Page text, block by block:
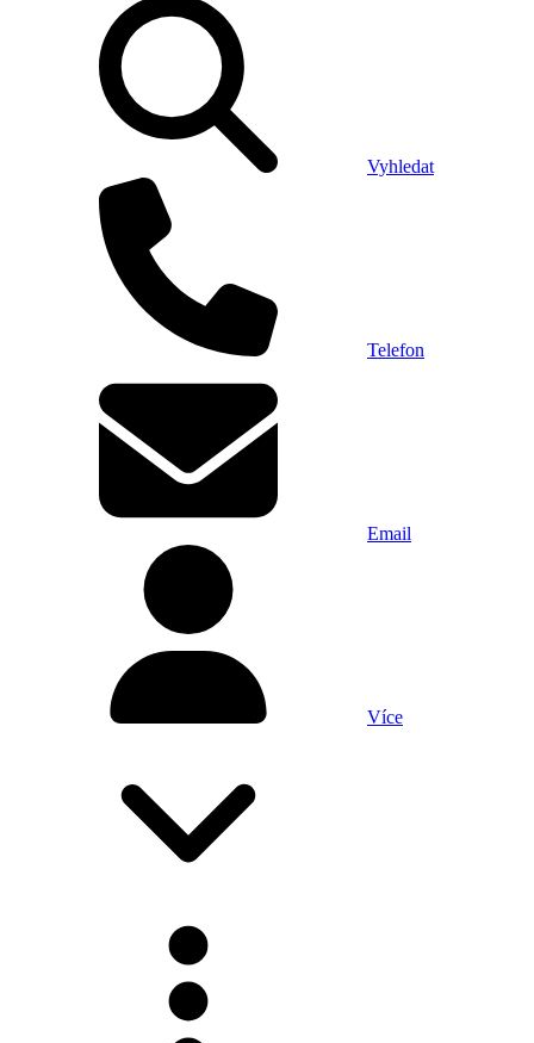
Vyhledat
Telefon
Email
Více